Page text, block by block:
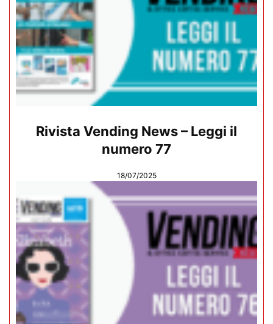
Rivista Vending News – Leggi il
numero 77
18/07/2025